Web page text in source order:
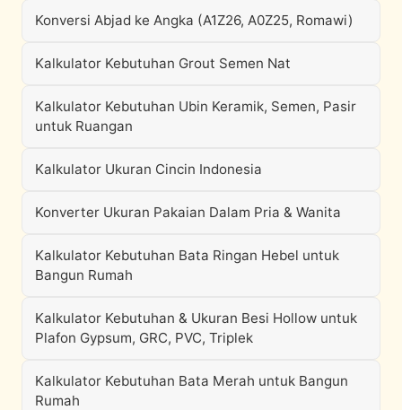
Konversi Abjad ke Angka (A1Z26, A0Z25, Romawi)
Kalkulator Kebutuhan Grout Semen Nat
Kalkulator Kebutuhan Ubin Keramik, Semen, Pasir
untuk Ruangan
Kalkulator Ukuran Cincin Indonesia
Konverter Ukuran Pakaian Dalam Pria & Wanita
Kalkulator Kebutuhan Bata Ringan Hebel untuk
Bangun Rumah
Kalkulator Kebutuhan & Ukuran Besi Hollow untuk
Plafon Gypsum, GRC, PVC, Triplek
Kalkulator Kebutuhan Bata Merah untuk Bangun
Rumah